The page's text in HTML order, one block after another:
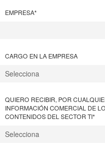
EMPRESA*
CARGO EN LA EMPRESA
QUIERO RECIBIR, POR
INFORMACIÓN COMERCIAL DE
CONTENIDOS DEL SECTOR TI*